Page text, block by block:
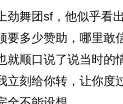
劲舞团sf，他似乎看
要多少赞助，哪里敢
就顺口说了说当时的
立刻给你转，让你度